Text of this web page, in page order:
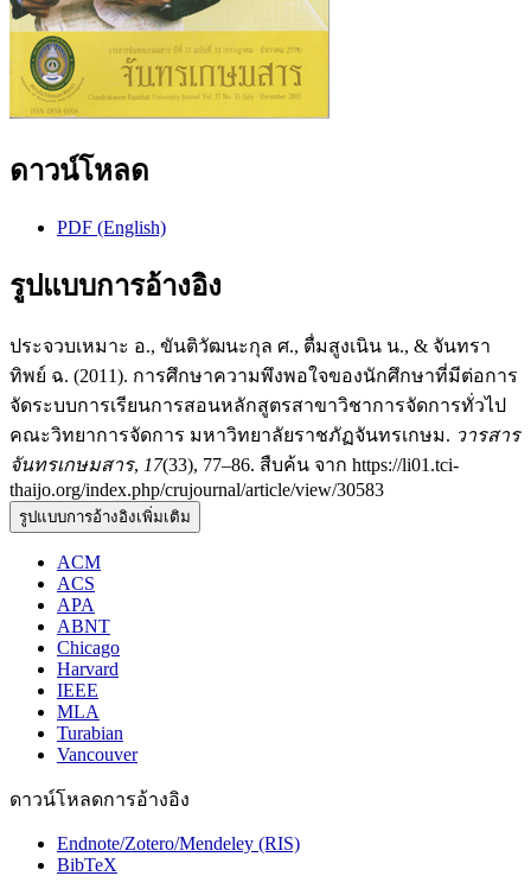
ดาวน์โหลด
PDF (English)
รูปแบบการอ้างอิง
ประจวบเหมาะ อ., ขันติวัฒนะกุล ศ., ตื่มสูงเนิน น., & จันทรา
ทิพย์ ฉ. (2011). การศึกษาความพึงพอใจของนักศึกษาที่มีต่อการ
จัดระบบการเรียนการสอนหลักสูตรสาขาวิชาการจัดการทั่วไป
คณะวิทยาการจัดการ มหาวิทยาลัยราชภัฏจันทรเกษม. วารสาร
จันทรเกษมสาร, 17(33), 77–86. สืบค้น จาก https://li01.tci-
thaijo.org/index.php/crujournal/article/view/30583
รูปแบบการอ้างอิงเพิ่มเติม
ACM
ACS
APA
ABNT
Chicago
Harvard
IEEE
MLA
Turabian
Vancouver
ดาวน์โหลดการอ้างอิง
Endnote/Zotero/Mendeley (RIS)
BibTeX